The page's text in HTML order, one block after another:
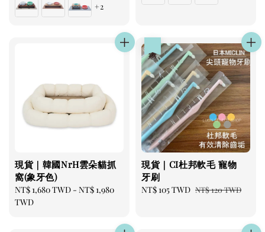
+2
現貨｜韓國NrH雲朵貓抓
窩(象牙色)
Regular
price
NT$ 1,680 TWD - NT$ 1,980
TWD
現貨｜CI杜邦軟毛 寵物
牙刷
Sale
NT$ 105 TWD Regular
NT$ 120 TWD